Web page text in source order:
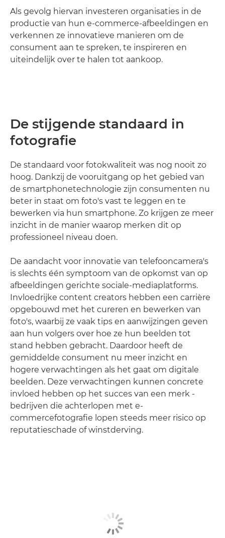
Als gevolg hiervan investeren organisaties in de
productie van hun e-commerce-afbeeldingen en
verkennen ze innovatieve manieren om de
consument aan te spreken, te inspireren en
uiteindelijk over te halen tot aankoop.
De stijgende standaard in
fotografie
De standaard voor fotokwaliteit was nog nooit zo
hoog. Dankzij de vooruitgang op het gebied van
de smartphonetechnologie zijn consumenten nu
beter in staat om foto's vast te leggen en te
bewerken via hun smartphone. Zo krijgen ze meer
inzicht in de manier waarop merken dit op
professioneel niveau doen.
De aandacht voor innovatie van telefooncamera's
is slechts één symptoom van de opkomst van op
afbeeldingen gerichte sociale-mediaplatforms.
Invloedrijke content creators hebben een carrière
opgebouwd met het cureren en bewerken van
foto's, waarbij ze vaak tips en aanwijzingen geven
aan hun volgers over hoe ze hun beelden tot
stand hebben gebracht. Daardoor heeft de
gemiddelde consument nu meer inzicht en
hogere verwachtingen als het gaat om digitale
beelden. Deze verwachtingen kunnen concrete
invloed hebben op het succes van een merk -
bedrijven die achterlopen met e-
commercefotografie lopen steeds meer risico op
reputatieschade of winstderving.